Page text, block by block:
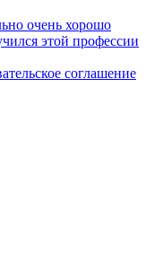
очень хорошо
этой профессии
соглашение